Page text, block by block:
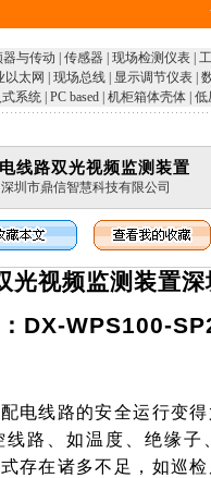
器与传动 传感器 现场检测仪表
以太网 现场总线 显示调节仪表
系统 PC based 机柜箱体壳体 低
线路双光视频监测装置
深圳市鼎信智慧科技有限公司
光视频监测装置
DX-WPS100-
电线路的安全运行变
路、如温度、绝缘子
存在诸多不足，如巡